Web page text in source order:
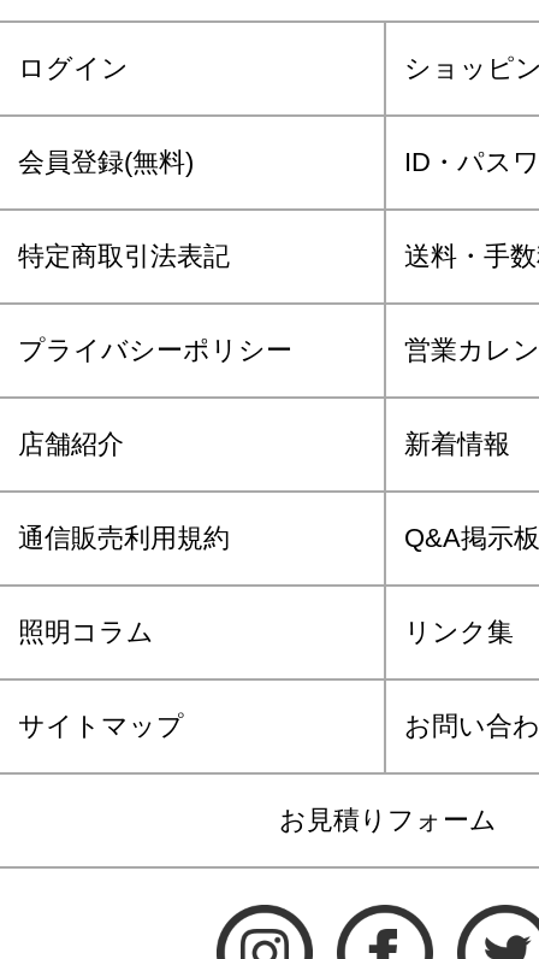
ログイン ショッピ
会員登録(無料) ID・パス
特定商取引法表記 送料・手
プライバシーポリシー 営業カレ
店舗紹介 新着情報
通信販売利用規約 Q&A掲示板
照明コラム リンク集
サイトマップ お問い合
お見積りフォーム